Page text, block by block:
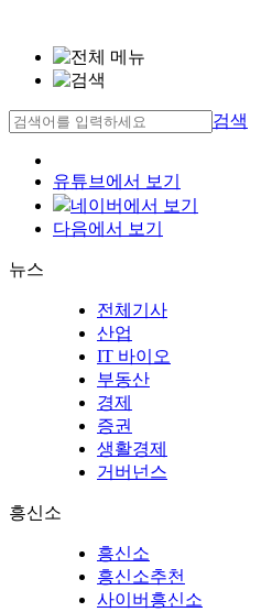
검색
유튜브에서 보기
네이버에서 보기
다음에서 보기
뉴스
전체기사
산업
IT 바이오
부동산
경제
증권
생활경제
거버넌스
흥신소
흥신소
흥신소추천
사이버흥신소